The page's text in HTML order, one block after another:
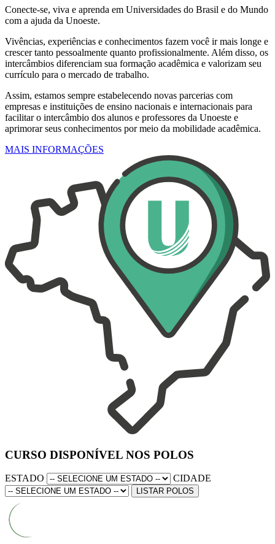
Conecte-se, viva e aprenda em Universidades do Brasil e do Mundo
com a ajuda da Unoeste.
Vivências, experiências e conhecimentos fazem você ir mais longe e
crescer tanto pessoalmente quanto profissionalmente. Além disso, os
intercâmbios diferenciam sua formação acadêmica e valorizam seu
currículo para o mercado de trabalho.
Assim, estamos sempre estabelecendo novas parcerias com
empresas e instituições de ensino nacionais e internacionais para
facilitar o intercâmbio dos alunos e professores da Unoeste e
aprimorar seus conhecimentos por meio da mobilidade acadêmica.
MAIS INFORMAÇÕES
CURSO DISPONÍVEL NOS POLOS
ESTADO CIDADE
LISTAR POLOS